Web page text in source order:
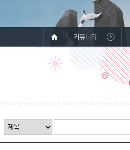
커뮤니티